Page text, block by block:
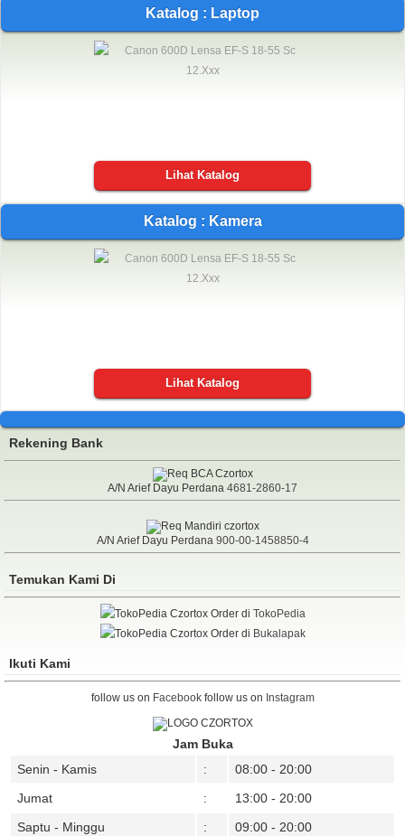
Katalog : Laptop
Lihat Katalog
Katalog : Kamera
Lihat Katalog
Rekening Bank
A/N Arief Dayu Perdana 4681-2860-17
A/N Arief Dayu Perdana 900-00-1458850-4
Temukan Kami Di
Order di TokoPedia
Order di Bukalapak
Ikuti Kami
follow us on Facebook follow us on Instagram
Jam Buka
Senin - Kamis
:
08:00 - 20:00
Jumat
:
13:00 - 20:00
Saptu - Minggu
: 09:00 - 20:00